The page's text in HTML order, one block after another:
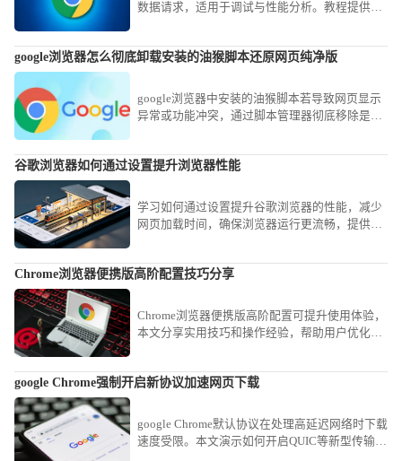
数据请求，适用于调试与性能分析。教程提供安
google浏览器怎么彻底卸载安装的油猴脚本还原网页纯净版
google浏览器中安装的油猴脚本若导致网页显示
异常或功能冲突，通过脚本管理器彻底移除是最
态。
谷歌浏览器如何通过设置提升浏览器性能
学习如何通过设置提升谷歌浏览器的性能，减少
网页加载时间，确保浏览器运行更流畅，提供更
Chrome浏览器便携版高阶配置技巧分享
Chrome浏览器便携版高阶配置可提升使用体验，
本文分享实用技巧和操作经验，帮助用户优化便
google Chrome强制开启新协议加速网页下载
google Chrome默认协议在处理高延迟网络时下载
速度受限。本文演示如何开启QUIC等新型传输协